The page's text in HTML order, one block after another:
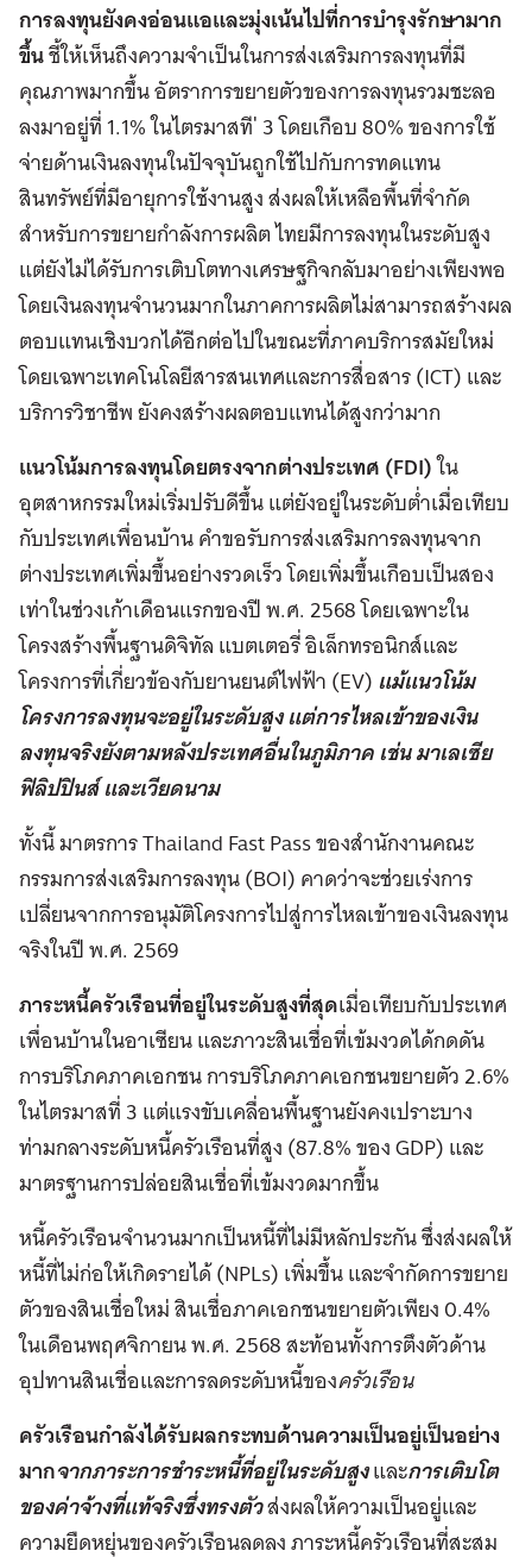
การลงทุนยังคงอ่อนแอและมุ่งเน้นไปที่การบำรุงรักษามาก
ขึ้นชี้ให้เห็นถึงความจำเป็นในการส่งเสริมการลงทุนที่มี
คุณภาพมากขึ้น อัตราการขยายตัวของการลงทุนรวมชะลอ
ลงมาอยู่ที่ 1.1% ในไตรมาสที ่ 3 โดยเกือบ 80% ของการใช้
จ่ายด้านเงินลงทุนในปัจจุบันถูกใช้ไปกับการทดแทน
สินทรัพย์ที่มีอายุการใช้งานสูง ส่งผลให้เหลือพื้นที่จำกัด
สำหรับการขยายกำลังการผลิต ไทยมีการลงทุนในระดับสูง
แต่ยังไม่ได้รับการเติบโตทางเศรษฐกิจกลับมาอย่างเพียงพอ
โดยเงินลงทุนจำนวนมากในภาคการผลิตไม่สามารถสร้างผล
ตอบแทนเชิงบวกได้อีกต่อไปในขณะที่ภาคบริการสมัยใหม่
โดยเฉพาะเทคโนโลยีสารสนเทศและการสื่อสาร (ICT) และ
บริการวิชาชีพ ยังคงสร้างผลตอบแทนได้สูงกว่ามาก
แนวโน้มการลงทุนโดยตรงจากต่างประเทศ (FDI)ใน
อุตสาหกรรมใหม่เริ่มปรับดีขึ้น แต่ยังอยู่ในระดับต่ำเมื่อเทียบ
กับประเทศเพื่อนบ้าน คำขอรับการส่งเสริมการลงทุนจาก
ต่างประเทศเพิ่มขึ้นอย่างรวดเร็ว โดยเพิ่มขึ้นเกือบเป็นสอง
เท่าในช่วงเก้าเดือนแรกของปี พ.ศ. 2568 โดยเฉพาะใน
โครงสร้างพื้นฐานดิจิทัล แบตเตอรี่ อิเล็กทรอนิกส์และ
โครงการที่เกี่ยวข้องกับยานยนต์ไฟฟ้า (EV)แม้แนวโน้ม
โครงการลงทุนจะอยู่ในระดับสูง แต่การไหลเข้าของเงิน
ลงทุนจริงยังตามหลังประเทศอื่นในภูมิภาค เช่น มาเลเซีย
ฟิลิปปินส์ และเวียดนาม
ทั้งนี้ มาตรการ Thailand Fast Pass ของสำนักงานคณะ
กรรมการส่งเสริมการลงทุน (BOI) คาดว่าจะช่วยเร่งการ
เปลี่ยนจากการอนุมัติโครงการไปสู่การไหลเข้าของเงินลงทุน
จริงในปี พ.ศ. 2569
ภาระหนี้ครัวเรือนที่อยู่ในระดับสูงที่สุดเมื่อเทียบกับประเทศ
เพื่อนบ้านในอาเซียน และภาวะสินเชื่อที่เข้มงวดได้กดดัน
การบริโภคภาคเอกชน การบริโภคภาคเอกชนขยายตัว 2.6%
ในไตรมาสที่ 3 แต่แรงขับเคลื่อนพื้นฐานยังคงเปราะบาง
ท่ามกลางระดับหนี้ครัวเรือนที่สูง (87.8% ของ GDP) และ
มาตรฐานการปล่อยสินเชื่อที่เข้มงวดมากขึ้น
หนี้ครัวเรือนจำนวนมากเป็นหนี้ที่ไม่มีหลักประกัน ซึ่งส่งผลให้
หนี้ที่ไม่ก่อให้เกิดรายได้ (NPLs) เพิ่มขึ้น และจำกัดการขยาย
ตัวของสินเชื่อใหม่ สินเชื่อภาคเอกชนขยายตัวเพียง 0.4%
ในเดือนพฤศจิกายน พ.ศ. 2568 สะท้อนทั้งการตึงตัวด้าน
อุปทานสินเชื่อและการลดระดับหนี้ของครัวเรือน
ครัวเรือนกำลังได้รับผลกระทบด้านความเป็นอยู่เป็นอย่าง
มากจากภาระการชำระหนี้ที่อยู่ในระดับสูงและการเติบโต
ของค่าจ้างที่แท้จริงซึ่งทรงตัวส่งผลให้ความเป็นอยู่และ
ความยืดหยุ่นของครัวเรือนลดลง ภาระหนี้ครัวเรือนที่สะสม